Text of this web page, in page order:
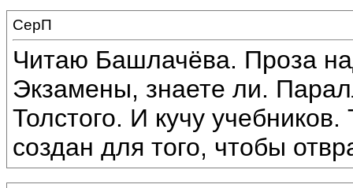
СерП
Читаю Башлачёва. Проза
Экзамены, знаете ли.
Толстого. И кучу
создан для того, чтобы